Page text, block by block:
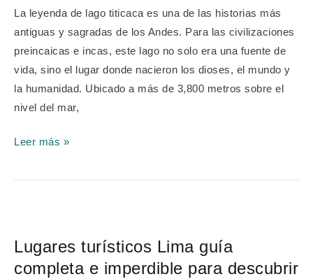
La leyenda de lago titicaca es una de las historias más
antiguas y sagradas de los Andes. Para las civilizaciones
preincaicas e incas, este lago no solo era una fuente de
vida, sino el lugar donde nacieron los dioses, el mundo y
la humanidad. Ubicado a más de 3,800 metros sobre el
nivel del mar,
incas
significado
sagrado
Leer más »
Lugares turísticos Lima guía
completa e imperdible para descubrir
Lima
guía